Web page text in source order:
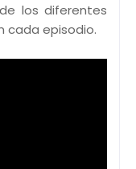
los diferentes
cada episodio.